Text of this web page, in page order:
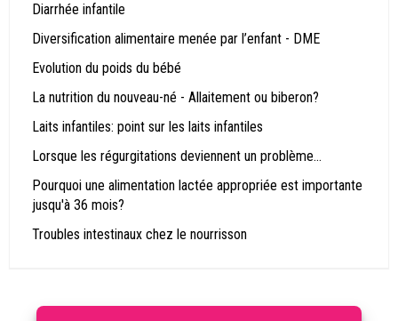
Diarrhée infantile
Diversification alimentaire menée par l’enfant - DME
Evolution du poids du bébé
La nutrition du nouveau-né - Allaitement ou biberon?
Laits infantiles: point sur les laits infantiles
Lorsque les régurgitations deviennent un problème…
Pourquoi une alimentation lactée appropriée est importante
jusqu'à 36 mois?
Troubles intestinaux chez le nourrisson